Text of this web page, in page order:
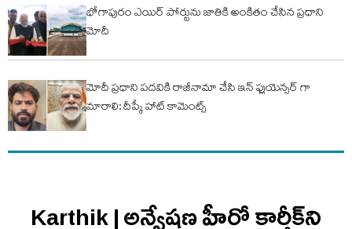
భోగాపురం ఎయిర్ పోర్టును జాతికి అంకితం చేసిన ప్రధాని
మోదీ
మోదీ ప్రధాని పదవికి రాజీనామా చేసి ఇన్ ఫ్లుయెన్సర్ గా
మారాలి: దీప్కే హాట్ కామెంట్స్
Karthik | అన్వేషణ హీరో కార్తీక్‌ని